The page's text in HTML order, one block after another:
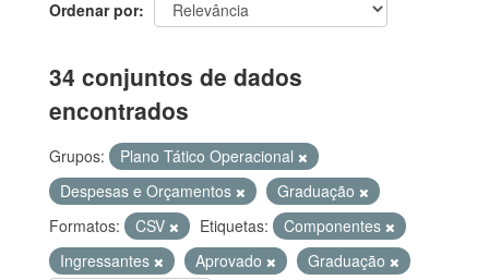
Ordenar por
34 conjuntos de dados
encontrados
Grupos:
Plano Tático Operacional
Despesas e Orçamentos
Graduação
Formatos:
CSV Etiquetas:
Componentes
Ingressantes
Aprovado
Graduação